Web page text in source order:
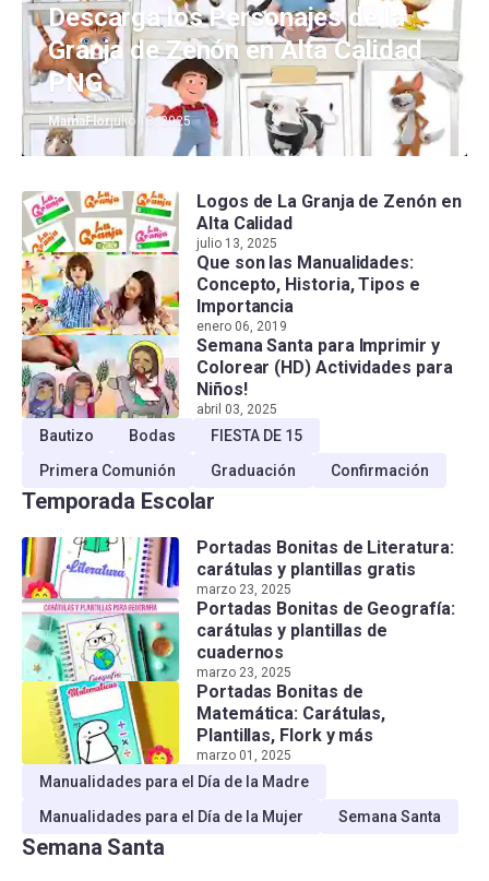
Descarga los Personajes de la
Granja de Zenón en Alta Calidad
PNG
MamaFlorjulio 13, 2025
Logos de La Granja de Zenón en
Alta Calidad
julio 13, 2025
Que son las Manualidades:
Concepto, Historia, Tipos e
Importancia
enero 06, 2019
Semana Santa para Imprimir y
Colorear (HD) Actividades para
Niños!
abril 03, 2025
Bautizo Bodas
FIESTA DE 15
Primera Comunión
Graduación Confirmación
Temporada Escolar
Portadas Bonitas de Literatura:
carátulas y plantillas gratis
marzo 23, 2025
Portadas Bonitas de Geografía:
carátulas y plantillas de
cuadernos
marzo 23, 2025
Portadas Bonitas de
Matemática: Carátulas,
Plantillas, Flork y más
marzo 01, 2025
Manualidades para el Día de la Madre
Manualidades para el Día de la Mujer
Semana Santa
Semana Santa